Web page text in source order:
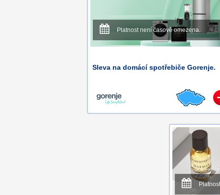
Platnost není časově omezena.
Sleva na domácí spotřebiče Gorenje.